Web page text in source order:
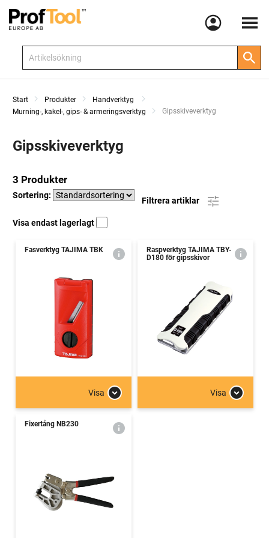
Meny
Start Produkter
Handverktyg
Murning-, kakel-, gips- & armeringsverktyg
Current:
Gipsskiveverktyg
Gipsskiveverktyg
3 Produkter
Sortering:
Filtrera artiklar
Visa endast lagerlagt
Fasverktyg TAJIMA TBK
Visa
Raspverktyg TAJIMA TBY-
D180 för gipsskivor
Visa
Fixertång NB230